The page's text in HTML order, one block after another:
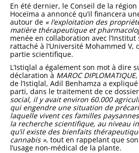
En été dernier, le Conseil de la
Hoceïma a annoncé qu’il financera
autour de « l’exploitation des
matière thérapeutique et
menée en collaboration avec
rattaché à l’Université Mohammed V,
partie scien­tifique.
L’Istiqlal a également son mot à dire
déclaration à MAROC DIPLOMATIQUE
de l’Istiqlal, Adil Benhamza a
parti, dans le traitement de ce
social, il y avait environ 60.000
qui engendre une situation de
laquelle vivent ces familles
la recherche scientifique, au niveau
qu’il existe des bienfaits
cannabis », tout en rap­pelant que
l’usage non-médical de la plante.